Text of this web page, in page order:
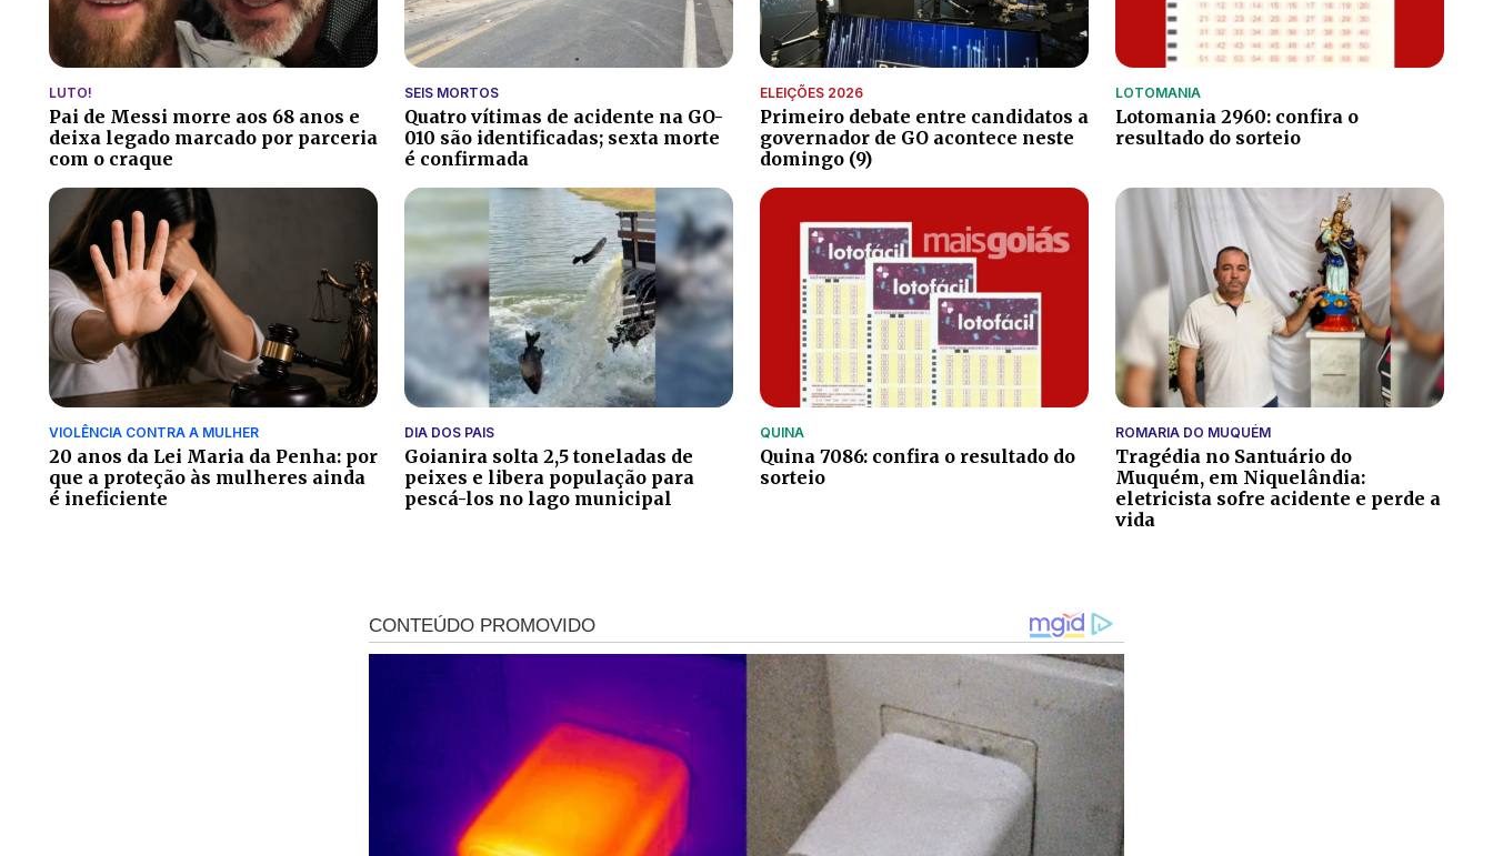
LUTO!
Pai de Messi morre aos 68 anos e
deixa legado marcado por parceria
com o craque
SEIS MORTOS
Quatro vítimas de acidente na GO-
010 são identificadas; sexta morte
é confirmada
ELEIÇÕES 2026
Primeiro debate entre candidatos a
governador de GO acontece neste
domingo (9)
LOTOMANIA
Lotomania 2960: confira o
resultado do sorteio
VIOLÊNCIA CONTRA A MULHER
20 anos da Lei Maria da Penha: por
que a proteção às mulheres ainda
é ineficiente
DIA DOS PAIS
Goianira solta 2,5 toneladas de
peixes e libera população para
pescá-los no lago municipal
QUINA
Quina 7086: confira o resultado do
sorteio
ROMARIA DO MUQUÉM
Tragédia no Santuário do
Muquém, em Niquelândia:
eletricista sofre acidente e perde a
vida